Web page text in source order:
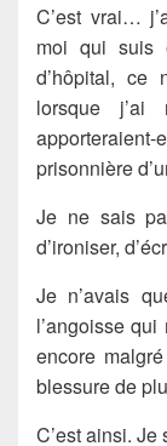
C’est vrai…
moi qui suis
d’hôpital, ce
lorsque j’ai
apporteraient-
prisonnière
Je ne sais
d’ironiser,
Je n’avais
l’angoisse
encore
blessure de
C’est ainsi.